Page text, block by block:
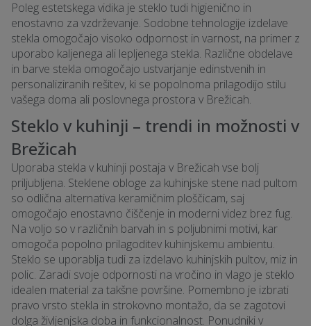
Poleg estetskega vidika je steklo tudi higienično in
enostavno za vzdrževanje. Sodobne tehnologije izdelave
stekla omogočajo visoko odpornost in varnost, na primer z
uporabo kaljenega ali lepljenega stekla. Različne obdelave
in barve stekla omogočajo ustvarjanje edinstvenih in
personaliziranih rešitev, ki se popolnoma prilagodijo stilu
vašega doma ali poslovnega prostora v Brežicah.
Steklo v kuhinji – trendi in možnosti v
Brežicah
Uporaba stekla v kuhinji postaja v Brežicah vse bolj
priljubljena. Steklene obloge za kuhinjske stene nad pultom
so odlična alternativa keramičnim ploščicam, saj
omogočajo enostavno čiščenje in moderni videz brez fug.
Na voljo so v različnih barvah in s poljubnimi motivi, kar
omogoča popolno prilagoditev kuhinjskemu ambientu.
Steklo se uporablja tudi za izdelavo kuhinjskih pultov, miz in
polic. Zaradi svoje odpornosti na vročino in vlago je steklo
idealen material za takšne površine. Pomembno je izbrati
pravo vrsto stekla in strokovno montažo, da se zagotovi
dolga življenjska doba in funkcionalnost. Ponudniki v